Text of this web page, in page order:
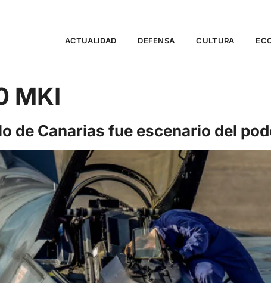
ACTUALIDAD DEFENSA CULTURA
MKI
de Canarias fue escenario del